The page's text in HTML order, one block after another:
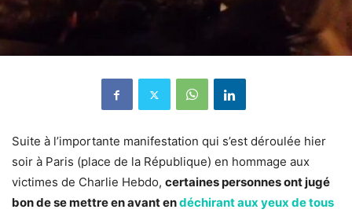
Suite à l’importante manifestation qui s’est déroulée hier
soir à Paris (place de la République) en hommage aux
victimes de Charlie Hebdo, certaines personnes ont jugé
bon de se mettre en avant endéchirant aux yeux de tous